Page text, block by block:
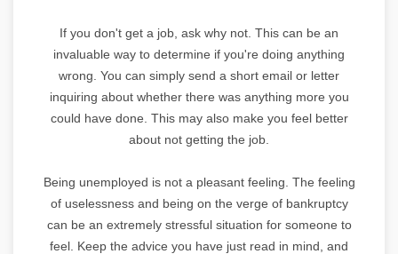
If you don't get a job, ask why not. This can be an
invaluable way to determine if you're doing anything
wrong. You can simply send a short email or letter
inquiring about whether there was anything more you
could have done. This may also make you feel better
about not getting the job.
Being unemployed is not a pleasant feeling. The feeling
of uselessness and being on the verge of bankruptcy
can be an extremely stressful situation for someone to
feel. Keep the advice you have just read in mind, and